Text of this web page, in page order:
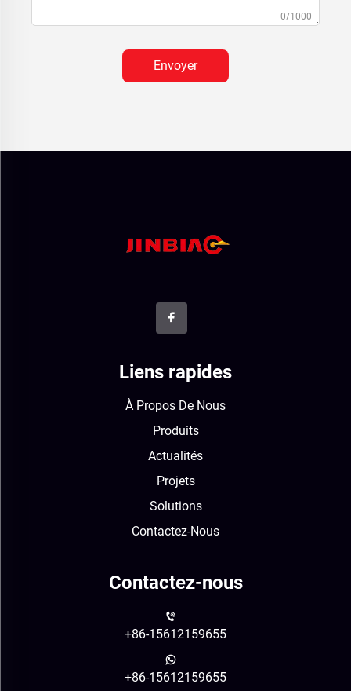
0/1000
Envoyer
Liens rapides
À Propos De Nous
Produits
Actualités
Projets
Solutions
Contactez-Nous
Contactez-nous
+86-15612159655
+86-15612159655